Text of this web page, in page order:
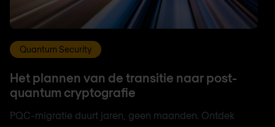
Quantum Security
Het plannen van de transitie naar post-
quantum cryptografie
PQC-migratie duurt jaren, geen maanden. Ontdek